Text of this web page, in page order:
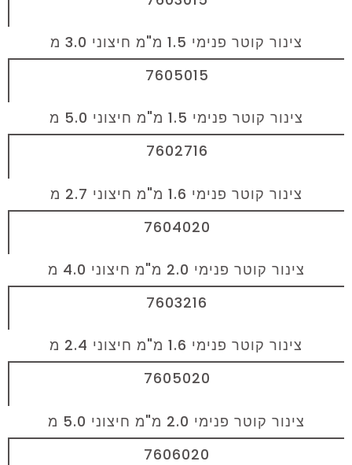
צינור קוטר פנימי 1.5 מ"מ חיצוני 3.0 מ
7605015
צינור קוטר פנימי 1.5 מ"מ חיצוני 5.0 מ
7602716
צינור קוטר פנימי 1.6 מ"מ חיצוני 2.7 מ
7604020
צינור קוטר פנימי 2.0 מ"מ חיצוני 4.0 מ
7603216
צינור קוטר פנימי 1.6 מ"מ חיצוני 2.4 מ
7605020
צינור קוטר פנימי 2.0 מ"מ חיצוני 5.0 מ
7606020